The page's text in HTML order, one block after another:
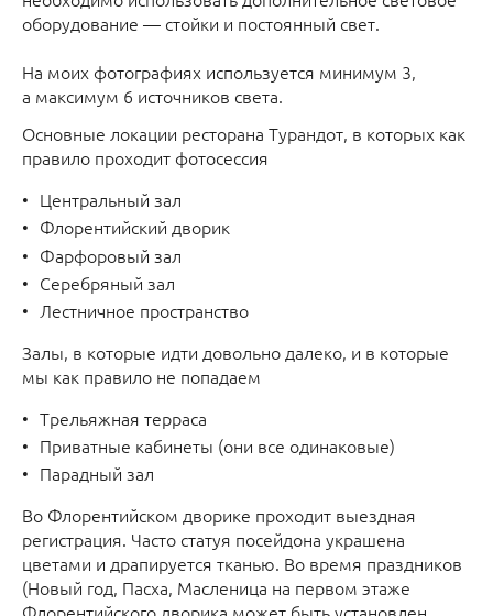
оборудование — стойки и постоянный свет.
На моих фотографиях используется минимум 3,
а максимум 6 источников света.
Основные локации ресторана Турандот, в которых как
правило проходит фотосессия
Центральный зал
Флорентийский дворик
Фарфоровый зал
Серебряный зал
Лестничное пространство
Залы, в которые идти довольно далеко, и в которые
мы как правило не попадаем
Трельяжная терраса
Приватные кабинеты (они все одинаковые)
Парадный зал
Во Флорентийском дворике проходит выездная
регистрация. Часто статуя посейдона украшена
цветами и драпируется тканью. Во время праздников
(Новый год, Пасха, Масленица на первом этаже